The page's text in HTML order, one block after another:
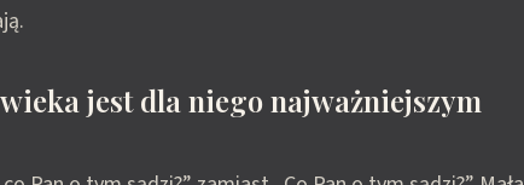
jest dla niego najważniejszym